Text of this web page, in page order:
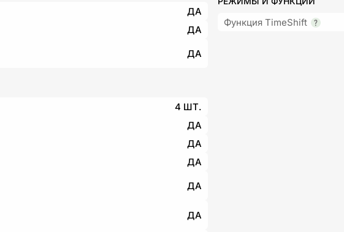
ДА
ДА
ДА
4 ШТ.
ДА
ДА
ДА
ДА
ДА
Функция TimeShift